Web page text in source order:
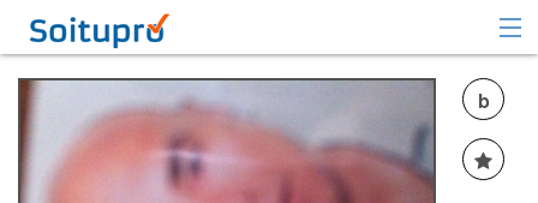
Recomendar
Registrarse
Iniciar sesión
b